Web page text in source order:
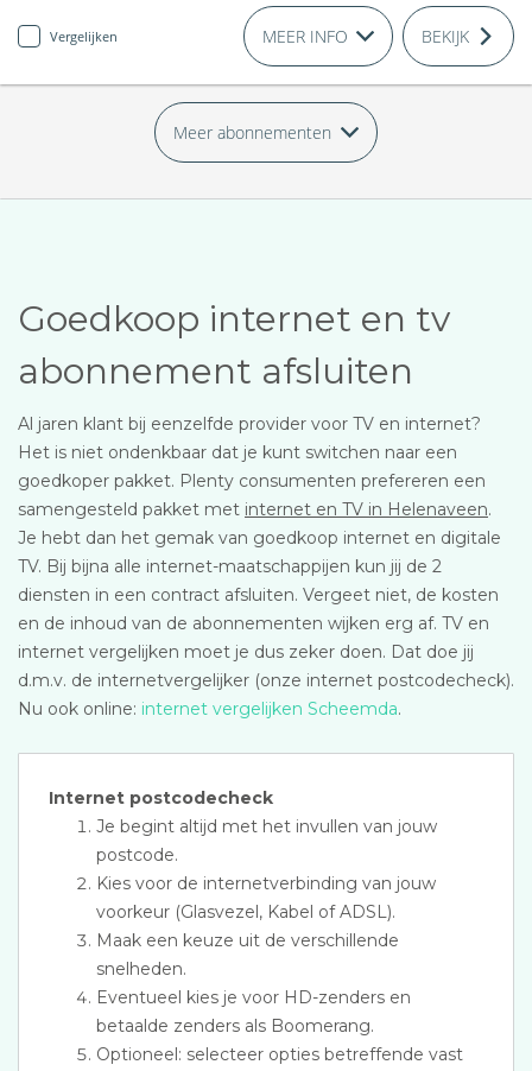
Vergelijken MEER INFO BEKIJK
Meer abonnementen
Goedkoop internet en tv
abonnement afsluiten
Al jaren klant bij eenzelfde provider voor TV en internet?
Het is niet ondenkbaar dat je kunt switchen naar een
goedkoper pakket. Plenty consumenten prefereren een
samengesteld pakket met internet en TV in Helenaveen.
Je hebt dan het gemak van goedkoop internet en digitale
TV. Bij bijna alle internet-maatschappijen kun jij de 2
diensten in een contract afsluiten. Vergeet niet, de kosten
en de inhoud van de abonnementen wijken erg af. TV en
internet vergelijken moet je dus zeker doen. Dat doe jij
d.m.v. de internetvergelijker (onze internet postcodecheck).
Nu ook online: internet vergelijken Scheemda.
Internet postcodecheck
Je begint altijd met het invullen van jouw
postcode.
Kies voor de internetverbinding van jouw
voorkeur (Glasvezel, Kabel of ADSL).
Maak een keuze uit de verschillende
snelheden.
Eventueel kies je voor HD-zenders en
betaalde zenders als Boomerang.
Optioneel: selecteer opties betreffende vast